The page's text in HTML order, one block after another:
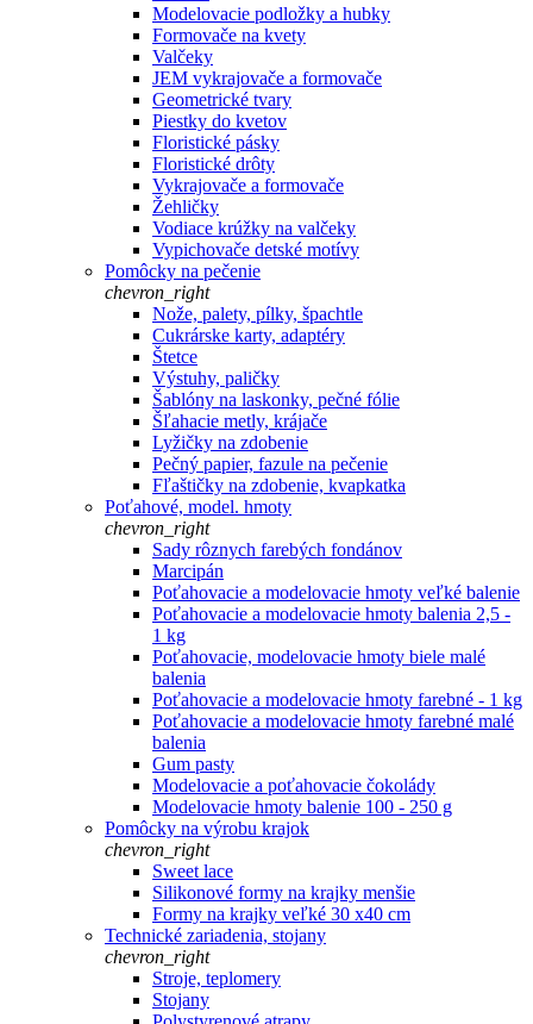
Modelovacie podložky a hubky
Formovače na kvety
Valčeky
JEM vykrajovače a formovače
Geometrické tvary
Piestky do kvetov
Floristické pásky
Floristické drôty
Vykrajovače a formovače
Žehličky
Vodiace krúžky na valčeky
Vypichovače detské motívy
Pomôcky na pečenie
chevron_right
Nože, palety, pílky, špachtle
Cukrárske karty, adaptéry
Štetce
Výstuhy, paličky
Šablóny na laskonky, pečné fólie
Šľahacie metly, krájače
Lyžičky na zdobenie
Pečný papier, fazule na pečenie
Fľaštičky na zdobenie, kvapkatka
Poťahové, model. hmoty
chevron_right
Sady rôznych farebých fondánov
Marcipán
Poťahovacie a modelovacie hmoty veľké balenie
Poťahovacie a modelovacie hmoty balenia 2,5 -
1 kg
Poťahovacie, modelovacie hmoty biele malé
balenia
Poťahovacie a modelovacie hmoty farebné - 1 kg
Poťahovacie a modelovacie hmoty farebné malé
balenia
Gum pasty
Modelovacie a poťahovacie čokolády
Modelovacie hmoty balenie 100 - 250 g
Pomôcky na výrobu krajok
chevron_right
Sweet lace
Silikonové formy na krajky menšie
Formy na krajky veľké 30 x40 cm
Technické zariadenia, stojany
chevron_right
Stroje, teplomery
Stojany